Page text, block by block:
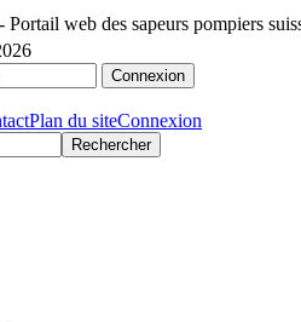
Plan du siteConnexion